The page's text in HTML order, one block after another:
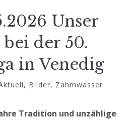
Unser
der 50.
in Venedig
, Bilder, Zahmwasser
Tradition und unzählige